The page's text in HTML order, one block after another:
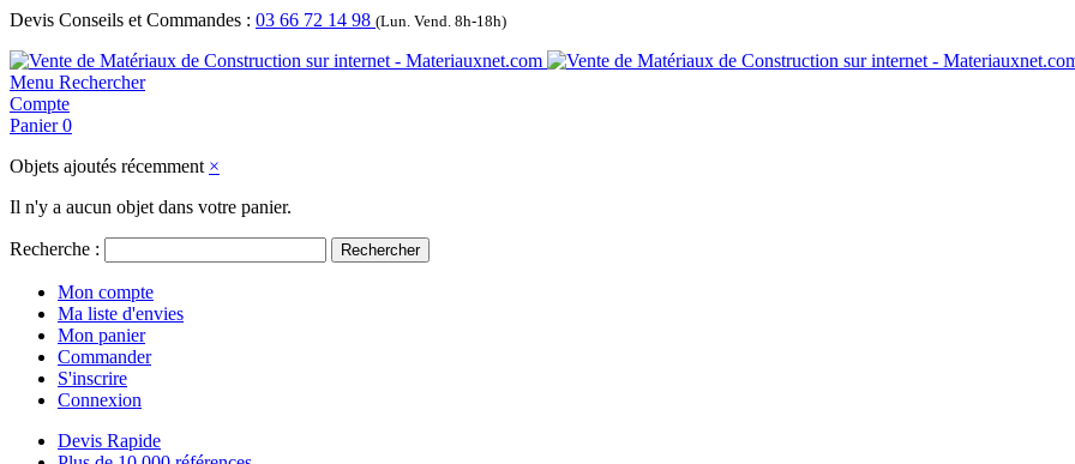
Devis Conseils et Commandes : 03 66 72 14 98 (Lun. Vend. 8h-18h)
Menu Rechercher
Compte
Panier 0
Objets ajoutés récemment ×
Il n'y a aucun objet dans votre panier.
Recherche : Rechercher
Mon compte
Ma liste d'envies
Mon panier
Commander
S'inscrire
Connexion
Devis Rapide